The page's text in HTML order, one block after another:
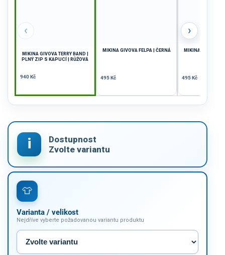
‹
MIKINA GIVOVA TERRY BAND |
PLNÝ ZIP S KAPUCÍ | RŮŽOVÁ
940 Kč
MIKINA GIVOVA FELPA | ČERNÁ
495 Kč
MIKINA GIVOVA
495 Kč
›
Varianta / velikost
Nejdříve vyberte požadovanou variantu produktu